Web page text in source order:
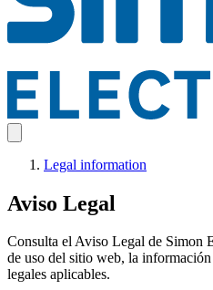
Legal information
Aviso Legal
Consulta el Aviso Legal de Simon
de uso del sitio web, la
legales aplicables.